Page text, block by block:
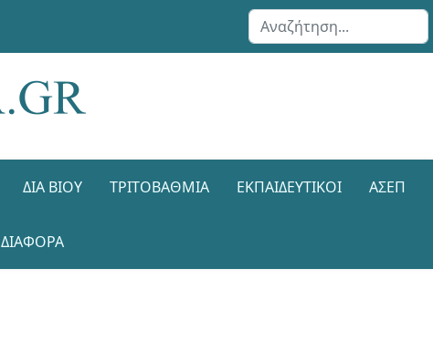
Αναζήτηση...
ΔΙΑ ΒΊΟΥ ΤΡΙΤΟΒΆΘΜΙΑ ΕΚΠΑΙΔΕΥΤΙΚΟΊ ΑΣΕΠ
ΔΙΑΦΟΡΑ